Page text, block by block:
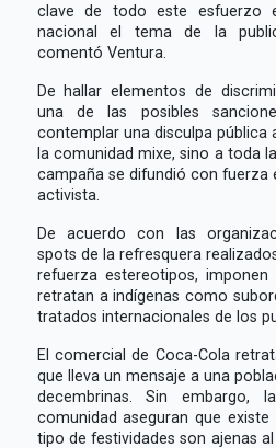
clave de todo este esfuerzo
nacional el tema de la
comentó Ventura.
De hallar elementos de
una de las posibles
contemplar una disculpa pública
la comunidad mixe, sino a toda
campaña se difundió con fuerza
activista.
De acuerdo con las
spots de la refresquera
refuerza estereotipos,
retratan a indígenas como
tratados internacionales de los
El comercial de Coca-Cola
que lleva un mensaje a una
decembrinas. Sin embargo,
comunidad aseguran que existe
tipo de festividades son ajenas